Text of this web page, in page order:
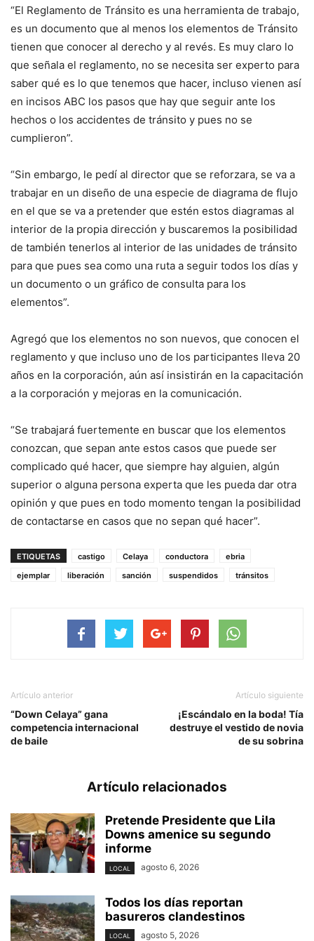
“El Reglamento de Tránsito es una herramienta de trabajo,
es un documento que al menos los elementos de Tránsito
tienen que conocer al derecho y al revés. Es muy claro lo
que señala el reglamento, no se necesita ser experto para
saber qué es lo que tenemos que hacer, incluso vienen así
en incisos ABC los pasos que hay que seguir ante los
hechos o los accidentes de tránsito y pues no se
cumplieron”.
“Sin embargo, le pedí al director que se reforzara, se va a
trabajar en un diseño de una especie de diagrama de flujo
en el que se va a pretender que estén estos diagramas al
interior de la propia dirección y buscaremos la posibilidad
de también tenerlos al interior de las unidades de tránsito
para que pues sea como una ruta a seguir todos los días y
un documento o un gráfico de consulta para los
elementos”.
Agregó que los elementos no son nuevos, que conocen el
reglamento y que incluso uno de los participantes lleva 20
años en la corporación, aún así insistirán en la capacitación
a la corporación y mejoras en la comunicación.
“Se trabajará fuertemente en buscar que los elementos
conozcan, que sepan ante estos casos que puede ser
complicado qué hacer, que siempre hay alguien, algún
superior o alguna persona experta que les pueda dar otra
opinión y que pues en todo momento tengan la posibilidad
de contactarse en casos que no sepan qué hacer”.
ETIQUETAS castigo Celaya conductora
ebria
ejemplar
liberación sanción suspendidos tránsitos
Artículo anterior
“Down Celaya” gana
competencia internacional
de baile
Artículo siguiente
¡Escándalo en la boda! Tía
destruye el vestido de novia
de su sobrina
Artículo relacionados
Pretende Presidente que Lila
Downs amenice su segundo
informe
LOCAL agosto 6, 2026
Todos los días reportan
basureros clandestinos
LOCAL agosto 5, 2026